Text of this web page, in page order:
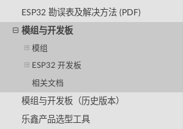
ESP32 勘误表及解决方法 (PDF)
模组与开发板
模组
ESP32 开发板
相关文档
模组与开发板（历史版本）
乐鑫产品选型工具